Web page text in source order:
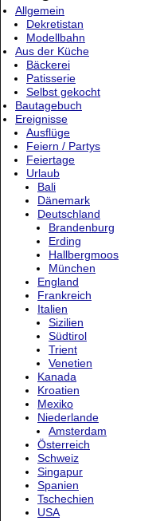
Allgemein
Dekretistan
Modellbahn
Aus der Küche
Bäckerei
Patisserie
Selbst gekocht
Bautagebuch
Ereignisse
Ausflüge
Feiern / Partys
Feiertage
Urlaub
Bali
Dänemark
Deutschland
Brandenburg
Erding
Hallbergmoos
München
England
Frankreich
Italien
Sizilien
Südtirol
Trient
Venetien
Kanada
Kroatien
Mexiko
Niederlande
Amsterdam
Österreich
Schweiz
Singapur
Spanien
Tschechien
USA